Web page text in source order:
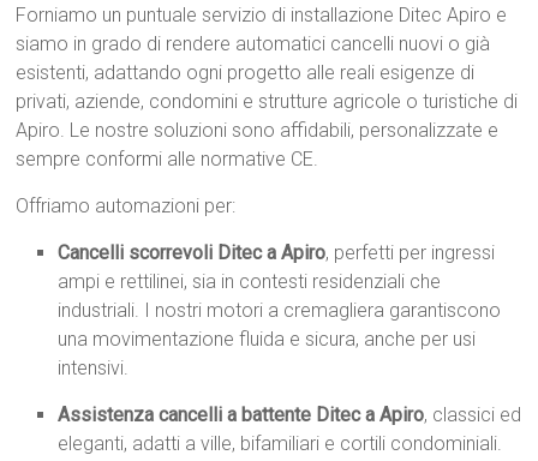
Forniamo un puntuale servizio di installazione Ditec Apiro e
siamo in grado di rendere automatici cancelli nuovi o già
esistenti, adattando ogni progetto alle reali esigenze di
privati, aziende, condomini e strutture agricole o turistiche di
Apiro. Le nostre soluzioni sono affidabili, personalizzate e
sempre conformi alle normative CE.
Offriamo automazioni per:
Cancelli scorrevoli Ditec a Apiro, perfetti per ingressi
ampi e rettilinei, sia in contesti residenziali che
industriali. I nostri motori a cremagliera garantiscono
una movimentazione fluida e sicura, anche per usi
intensivi.
Assistenza cancelli a battente Ditec a Apiro, classici ed
eleganti, adatti a ville, bifamiliari e cortili condominiali.